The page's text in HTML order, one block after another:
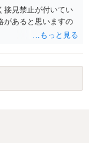
接見禁止が付いてい
があると思いますの